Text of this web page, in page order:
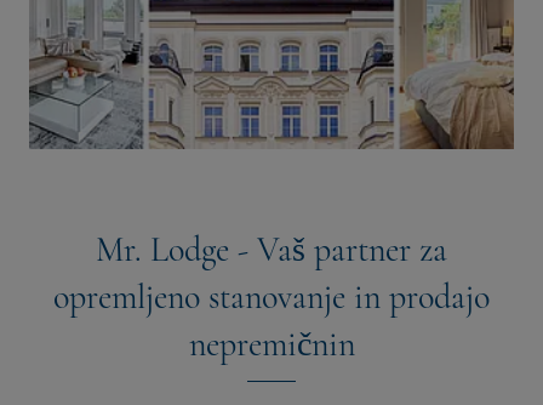
Mr. Lodge - Vaš partner za
opremljeno stanovanje in prodajo
nepremičnin